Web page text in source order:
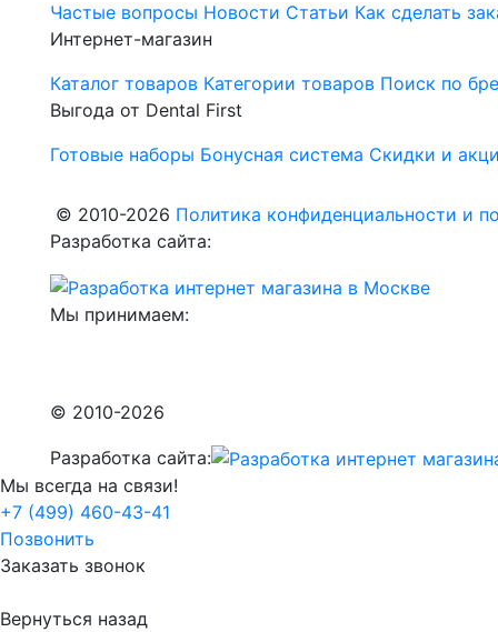
Частые вопросы Новости Статьи Как сделать
Интернет-магазин
Каталог товаров Категории товаров Поиск по
Выгода от Dental First
Готовые наборы Бонусная система Скидки и
© 2010-2026 Политика конфиденциальности и
Разработка сайта:
Мы принимаем:
© 2010-2026
Разработка сайта:
Мы всегда на связи!
+7 (499) 460-43-41
Позвонить
Заказать звонок
Вернуться назад